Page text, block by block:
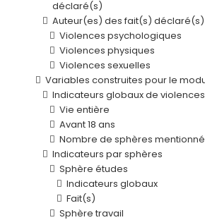
déclaré(s)
Auteur(es) des fait(s) déclaré(s)
Violences psychologiques
Violences physiques
Violences sexuelles
Variables construites pour le
Indicateurs globaux de
Vie entière
Avant 18 ans
Nombre de sphères
Indicateurs par sphères
Sphère études
Indicateurs globaux
Fait(s)
Sphère travail